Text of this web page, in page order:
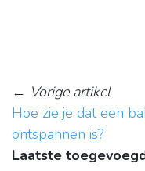
← Vorige artikel
Hoe zie je dat een
ontspannen is?
Laatste